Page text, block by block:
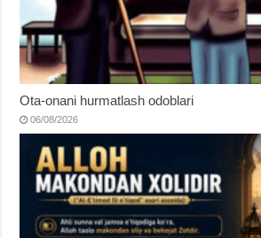
Ota-onani hurmatlash odoblari
06/08/2026